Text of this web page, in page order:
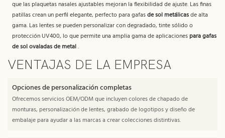
que las plaquetas nasales ajustables mejoran la flexibilidad de ajuste. Las finas
patillas crean un perfil elegante, perfecto para gafasde sol metálicasde alta
gama. Las lentes se pueden personalizar con degradado, tinte sólido o
protección UV400, lo que permite una amplia gama de aplicacionespara gafas
de sol ovaladas de metal.
VENTAJAS DE LA EMPRESA
Opciones de personalización completas
Ofrecemos servicios OEM/ODM que incluyen colores de chapado de
monturas, personalización de lentes, grabado de logotipos y diseño de
embalaje para ayudar a las marcas a crear colecciones distintivas.